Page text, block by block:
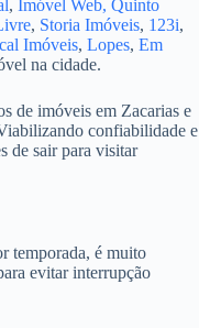
, Imóvel Web, Quinto
, Storia Imóveis, 123i,
Imóveis, Lopes, Em
na cidade.
de imóveis em Zacarias e
confiabilidade e
de sair para visitar
temporada, é muito
evitar interrupção